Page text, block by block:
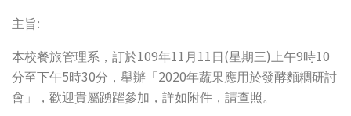
主旨:
本校餐旅管理系，訂於109年11 月 11 日 (星期三) 上午9時10
分至下午5時30分，舉辦「 2020年蔬果應用於發酵麵糰研討
會」，歡迎貴屬踴躍參加，詳如附件，請查照。